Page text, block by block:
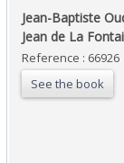
‎Jean-Baptiste
Jean de La
Reference : 66926
See the book